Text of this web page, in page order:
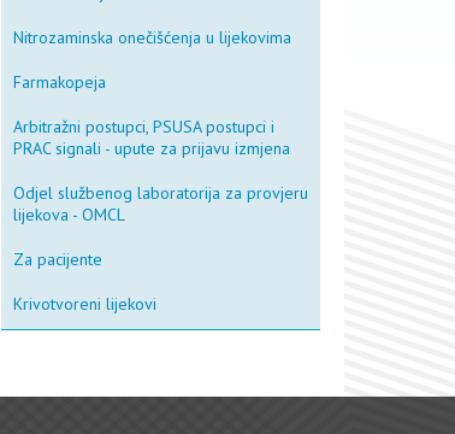
Nitrozaminska onečišćenja u lijekovima
Farmakopeja
Arbitražni postupci, PSUSA postupci i
PRAC signali - upute za prijavu izmjena
Odjel službenog laboratorija za provjeru
lijekova - OMCL
Za pacijente
Krivotvoreni lijekovi